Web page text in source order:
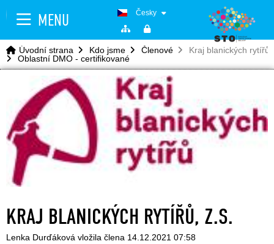
Česky
MENU
Úvodní strana Kdo jsme
Členové
Oblastní DMO - certifikované
Kraj blanických rytířů,
KRAJ BLANICKÝCH RYTÍŘŮ, Z.S.
Lenka Durďáková vložila člena 14.12.2021 07:58